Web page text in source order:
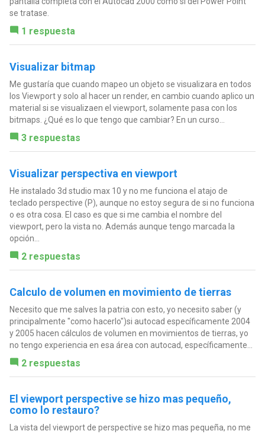
se tratase.
1 respuesta
Visualizar bitmap
Me gustaría que cuando mapeo un objeto se visualizara en todos
los Viewport y solo al hacer un render, en cambio cuando aplico un
material si se visualizaen el viewport, solamente pasa con los
bitmaps. ¿Qué es lo que tengo que cambiar? En un curso...
3 respuestas
Visualizar perspectiva en viewport
He instalado 3d studio max 10 y no me funciona el atajo de
teclado perspective (P), aunque no estoy segura de si no funciona
o es otra cosa. El caso es que si me cambia el nombre del
viewport, pero la vista no. Además aunque tengo marcada la
opción...
2 respuestas
Calculo de volumen en movimiento de tierras
Necesito que me salves la patria con esto, yo necesito saber (y
principalmente "como hacerlo")si autocad específicamente 2004
y 2005 hacen cálculos de volumen en movimientos de tierras, yo
no tengo experiencia en esa área con autocad, específicamente...
2 respuestas
El viewport perspective se hizo mas pequeño,
como lo restauro?
La vista del viewport de perspective se hizo mas pequeña, no me